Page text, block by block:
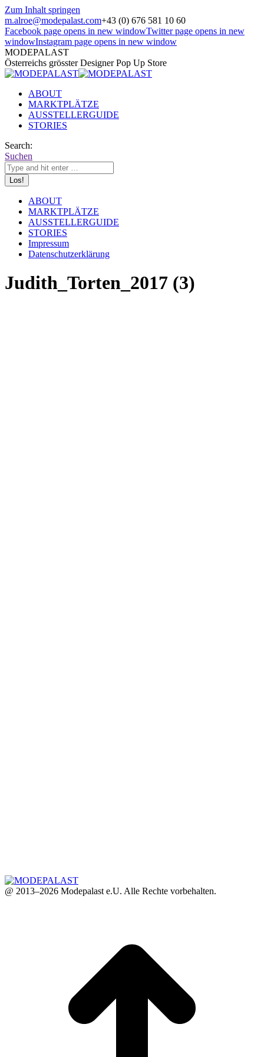
Zum Inhalt springen
m.alroe@modepalast.com+43 (0) 676 581 10 60
Facebook page opens in new windowTwitter page opens in new
windowInstagram page opens in new window
MODEPALAST
Österreichs grösster Designer Pop Up Store
ABOUT
MARKTPLÄTZE
AUSSTELLERGUIDE
STORIES
Search:
Suchen
ABOUT
MARKTPLÄTZE
AUSSTELLERGUIDE
STORIES
Impressum
Datenschutzerklärung
Judith_Torten_2017 (3)
@ 2013–2026 Modepalast e.U. Alle Rechte vorbehalten.